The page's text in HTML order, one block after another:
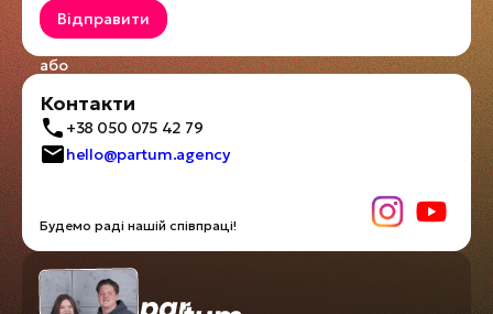
або
Контакти
+38 050 075 42 79
hello@partum.agency
Будемо раді нашій співпраці!